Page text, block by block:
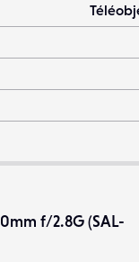
f/2.8G (SAL-